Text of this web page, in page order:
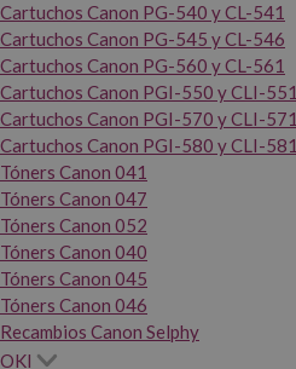
Cartuchos Canon PG-540 y CL-541
Cartuchos Canon PG-545 y CL-546
Cartuchos Canon PG-560 y CL-561
Cartuchos Canon PGI-550 y CLI-551
Cartuchos Canon PGI-570 y CLI-571
Cartuchos Canon PGI-580 y CLI-581
Tóners Canon 041
Tóners Canon 047
Tóners Canon 052
Tóners Canon 040
Tóners Canon 045
Tóners Canon 046
Recambios Canon Selphy
OKI